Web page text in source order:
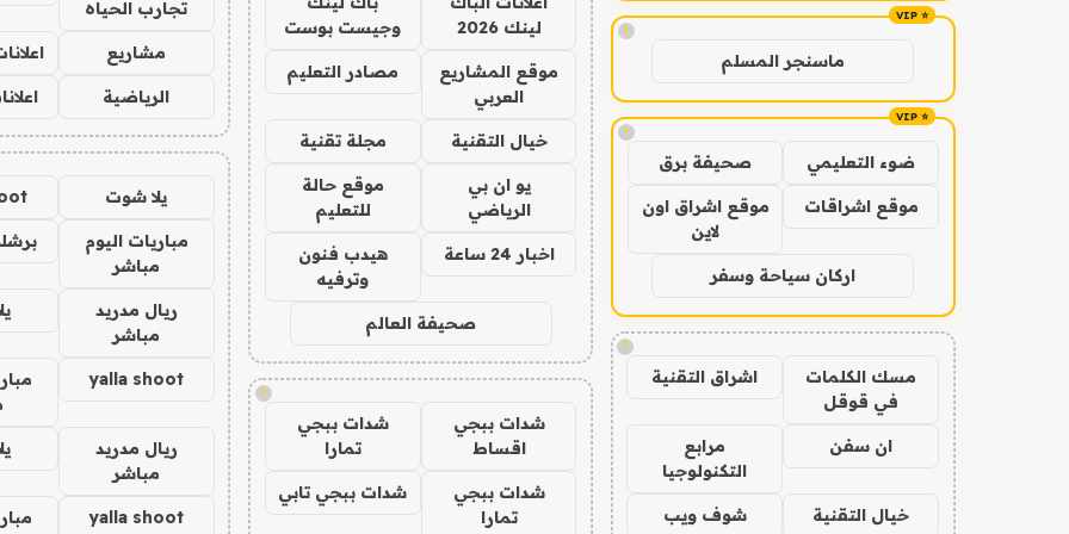
!
ماسنجر المسلم
!
ضوء التعليمي صحيفة برق
موقع اشراقات
موقع اشراق اون
لاين
اركان سياحة وسفر
!
مسك الكلمات
في قوقل
اشراق التقنية
ان سفن
مرابع
التكنولوجيا
خيال التقنية شوف ويب
لينك 2026
وجيست بوست
موقع المشاريع
العربي
مصادر التعليم
خيال التقنية مجلة تقنية
يو ان بي
الرياضي
موقع حالة
للتعليم
اخبار 24 ساعة
هيدب فنون
وترفيه
صحيفة العالم
!
شدات ببجي
اقساط
شدات ببجي
تمارا
شدات ببجي
تمارا
شدات ببجي تابي
تجارب الحياه
مشاريع
الرياضية
يلا شوت
مباريات اليوم
مباشر
ريال مدريد
مباشر
yalla shoot
ريال مدريد
مباشر
yalla shoot